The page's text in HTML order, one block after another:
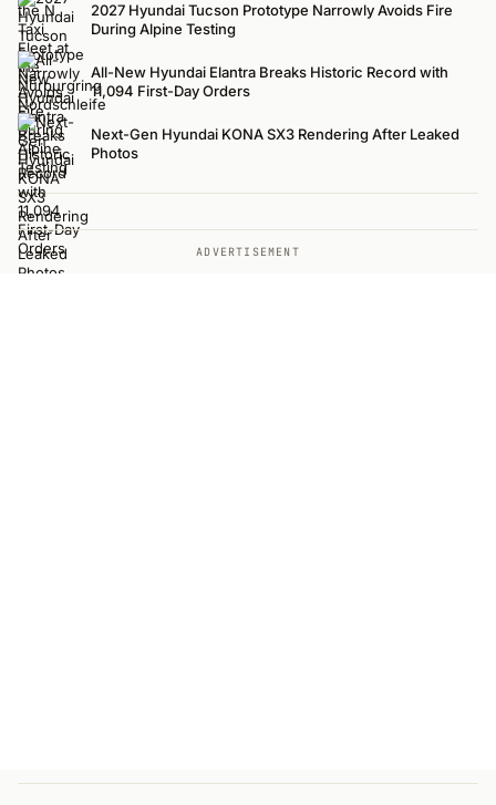
2027 Hyundai Tucson Prototype Narrowly Avoids Fire
During Alpine Testing
All-New Hyundai Elantra Breaks Historic Record with
11,094 First-Day Orders
Next-Gen Hyundai KONA SX3 Rendering After Leaked
Photos
ADVERTISEMENT